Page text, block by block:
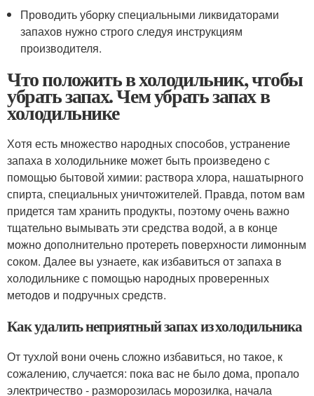
Проводить уборку специальными ликвидаторами
запахов нужно строго следуя инструкциям
производителя.
Что положить в холодильник, чтобы
убрать запах. Чем убрать запах в
холодильнике
Хотя есть множество народных способов, устранение
запаха в холодильнике может быть произведено с
помощью бытовой химии: раствора хлора, нашатырного
спирта, специальных уничтожителей. Правда, потом вам
придется там хранить продукты, поэтому очень важно
тщательно вымывать эти средства водой, а в конце
можно дополнительно протереть поверхности лимонным
соком. Далее вы узнаете, как избавиться от запаха в
холодильнике с помощью народных проверенных
методов и подручных средств.
Как удалить неприятный запах из холодильника
От тухлой вони очень сложно избавиться, но такое, к
сожалению, случается: пока вас не было дома, пропало
электричество - разморозилась морозилка, начала